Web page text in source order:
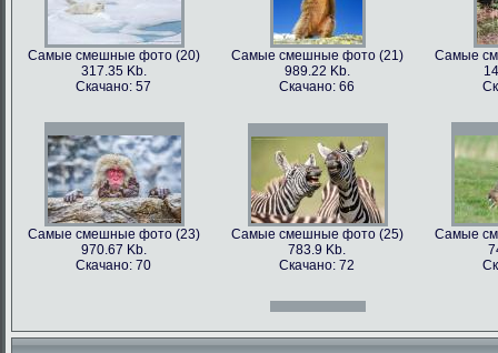
Самые смешные фото (9)
562.79 Kb.
Самые смешные фото (10)
899.22 Kb.
Самые
996.47 Kb.
Скачано: 71
Самые смешные фото (20)
317.35 Kb.
Скачано: 57
Самые смешные фото (21)
989.22 Kb.
Скачано: 66
Самые
Самые смешные фото (23)
970.67 Kb.
Скачано: 70
Самые смешные фото (25)
783.9 Kb.
Скачано: 72
Самые